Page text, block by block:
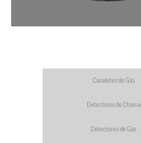
Cavaletes de Gás
Detectores de Chama
Detectores de Gás